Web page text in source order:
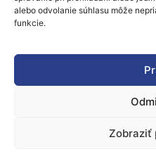
alebo odvolanie súhlasu môže
funkcie.
Zobraziť
Oblasti
Podporné
Grantové
Odber